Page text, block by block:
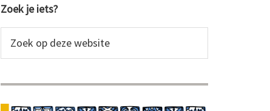
Primaire
Sidebar
Zoek je iets?
op
website